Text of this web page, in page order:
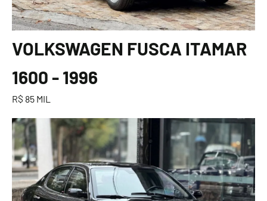
VOLKSWAGEN FUSCA ITAMAR
1600 - 1996
R$ 85 MIL